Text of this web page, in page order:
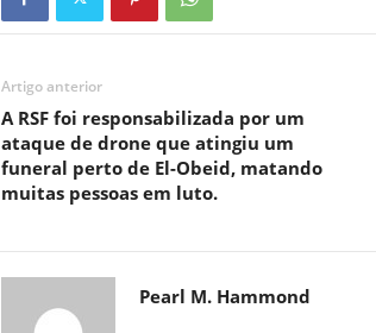
Artigo anterior
A RSF foi responsabilizada por um
ataque de drone que atingiu um
funeral perto de El-Obeid, matando
muitas pessoas em luto.
Pearl M. Hammond